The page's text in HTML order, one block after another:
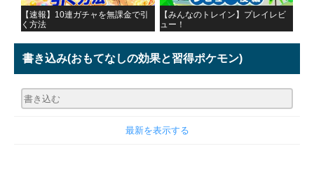
【速報】10連ガチャを無課金で引
く方法
【みんなのトレイン】プレイレビ
ュー！
書き込み(おもてなしの効果と習得ポケモン)
最新を表示する